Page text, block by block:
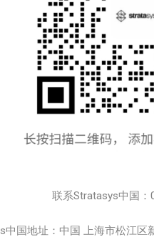
联系Stratasys中国
中国地址：中国 上海市松江